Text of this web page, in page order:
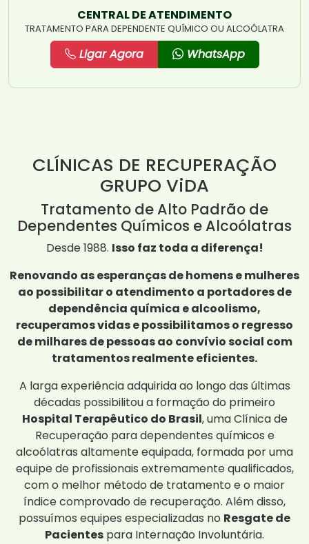
CENTRAL DE ATENDIMENTO
TRATAMENTO PARA DEPENDENTE QUÍMICO OU ALCOÓLATRA
Ligar Agora WhatsApp
CLÍNICAS DE RECUPERAÇÃO
GRUPO ViDA
Tratamento de Alto Padrão de
Dependentes Químicos e Alcoólatras
Desde 1988. Isso faz toda a diferença!
Renovando as esperanças de homens e mulheres
ao possibilitar o atendimento a portadores de
dependência química e alcoolismo,
recuperamos vidas e possibilitamos o regresso
de milhares de pessoas ao convívio social com
tratamentos realmente eficientes.
A larga experiência adquirida ao longo das últimas
décadas possibilitou a formação do primeiro
Hospital Terapêutico do Brasil, uma Clínica de
Recuperação para dependentes químicos e
alcoólatras altamente equipada, formada por uma
equipe de profissionais extremamente qualificados,
com o melhor método de tratamento e o maior
índice comprovado de recuperação. Além disso,
possuímos equipes especializadas no Resgate de
Pacientes para Internação Involuntária.